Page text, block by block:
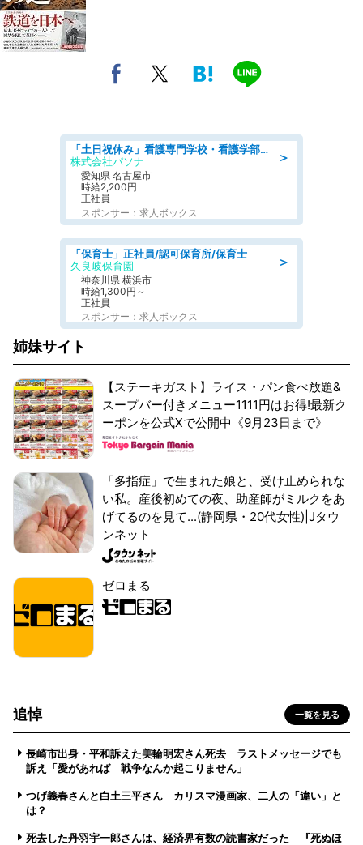
＞
「土日祝休み」看護専門学校・看護学部での教員業務/高時給/要資格:保健師、正看護師
株式会社パソナ
愛知県 名古屋市
時給2,200円
正社員
スポンサー：求人ボックス
＞
「保育士」正社員/認可保育所/保育士
久良岐保育園
神奈川県 横浜市
時給1,300円～
正社員
スポンサー：求人ボックス
姉妹サイト
【ステーキガスト】ライス・パン食べ放題&
スープバー付きメニュー1111円はお得!最新ク
ーポンを公式Xで公開中《9月23日まで》
「多指症」で生まれた娘と、受け止められな
い私。産後初めての夜、助産師がミルクをあ
げてるのを見て...(静岡県・20代女性)|Jタウ
ンネット
ゼロまる
追悼 一覧を見る
長崎市出身・平和訴えた美輪明宏さん死去 ラストメッセージでも
訴え「愛があれば 戦争なんか起こりません」
つげ義春さんと白土三平さん カリスマ漫画家、二人の「違い」と
は？
死去した丹羽宇一郎さんは、経済界有数の読書家だった 『死ぬほ